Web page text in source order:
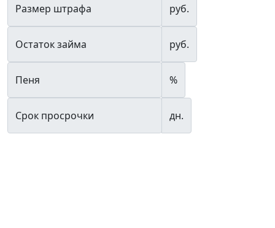
Размер штрафа
руб.
Остаток займа руб.
Пеня %
Срок просрочки дн.